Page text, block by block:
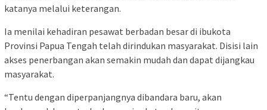
katanya melalui keterangan.
Ia menilai kehadiran pesawat berbadan besar di ibukota
Provinsi Papua Tengah telah dirindukan masyarakat. Disisi lain
akses penerbangan akan semakin mudah dan dapat dijangkau
masyarakat.
“Tentu dengan diperpanjangnya dibandara baru, akan